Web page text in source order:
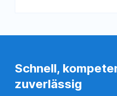
Schnell,
zuverlässig